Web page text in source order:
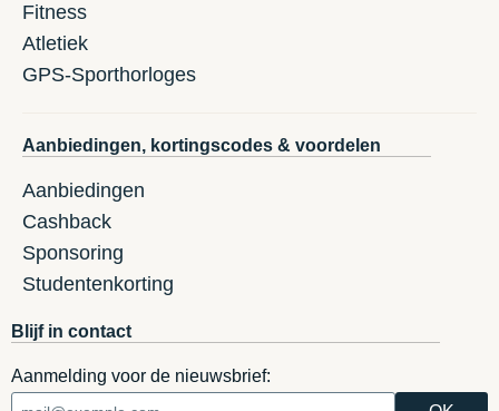
Fitness
Atletiek
GPS-Sporthorloges
Aanbiedingen, kortingscodes & voordelen
Aanbiedingen
Cashback
Sponsoring
Studentenkorting
Blijf in contact
Aanmelding voor de nieuwsbrief: